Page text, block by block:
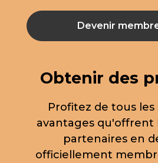
Devenir
Obtenir des
Profitez de tous les
avantages qu'offrent
partenaires en
officiellement